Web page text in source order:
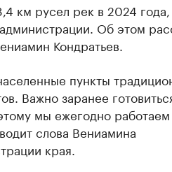
км русел рек в 2024 года,
Об этом
Кондратьев.
пункты
Важно заранее
мы ежегодно работаем
слова Вениамина
края.